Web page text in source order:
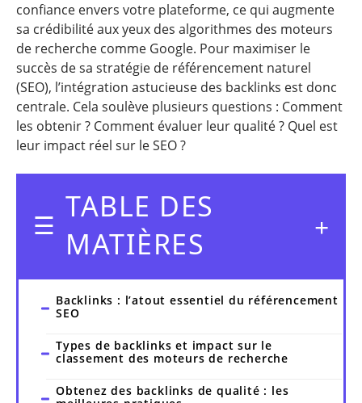
confiance envers votre plateforme, ce qui augmente
sa crédibilité aux yeux des algorithmes des moteurs
de recherche comme Google. Pour maximiser le
succès de sa stratégie de référencement naturel
(SEO), l’intégration astucieuse des backlinks est donc
centrale. Cela soulève plusieurs questions : Comment
les obtenir ? Comment évaluer leur qualité ? Quel est
leur impact réel sur le SEO ?
TABLE DES
MATIÈRES
Backlinks : l’atout essentiel du référencement
SEO
Types de backlinks et impact sur le
classement des moteurs de recherche
Obtenez des backlinks de qualité : les